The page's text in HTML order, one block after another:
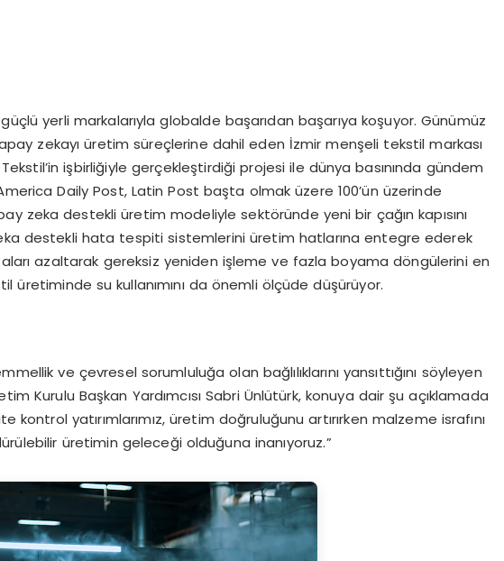
yerli markalarıyla globalde başarıdan başarıya koşuyor. Günümüz
zekayı üretim süreçlerine dahil eden İzmir menşeli tekstil markası
Tekstil’in işbirliğiyle gerçekleştirdiği projesi ile dünya basınında gündem
Daily Post, Latin Post başta olmak üzere 100’ün üzerinde
zeka destekli üretim modeliyle sektöründe yeni bir çağın kapısını
destekli hata tespiti sistemlerini üretim hatlarına entegre ederek
azaltarak gereksiz yeniden işleme ve fazla boyama döngülerini en
üretiminde su kullanımını da önemli ölçüde düşürüyor.
ve çevresel sorumluluğa olan bağlılıklarını yansıttığını söyleyen
Kurulu Başkan Yardımcısı Sabri Ünlütürk, konuya dair şu açıklamada
kontrol yatırımlarımız, üretim doğruluğunu artırırken malzeme israfını
üretimin geleceği olduğuna inanıyoruz.”